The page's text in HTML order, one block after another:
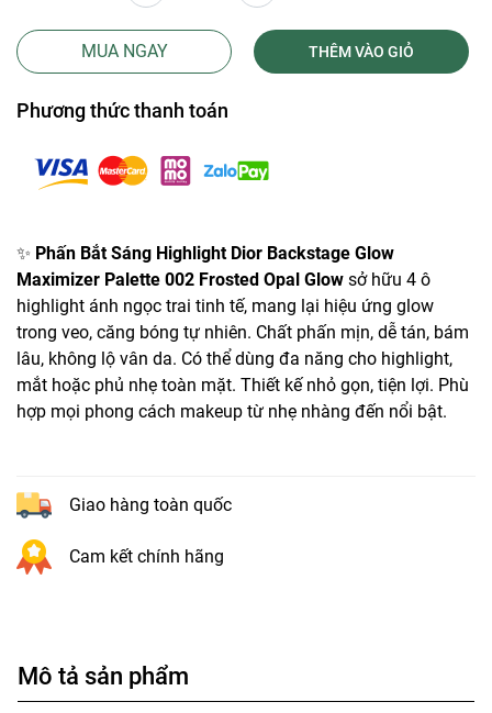
MUA NGAY THÊM VÀO GIỎ
Phương thức thanh toán
✨ Phấn Bắt Sáng Highlight Dior Backstage Glow
Maximizer Palette 002 Frosted Opal Glow sở hữu 4 ô
highlight ánh ngọc trai tinh tế, mang lại hiệu ứng glow
trong veo, căng bóng tự nhiên. Chất phấn mịn, dễ tán, bám
lâu, không lộ vân da. Có thể dùng đa năng cho highlight,
mắt hoặc phủ nhẹ toàn mặt. Thiết kế nhỏ gọn, tiện lợi. Phù
hợp mọi phong cách makeup từ nhẹ nhàng đến nổi bật.
Giao hàng toàn quốc
Cam kết chính hãng
Mô tả sản phẩm